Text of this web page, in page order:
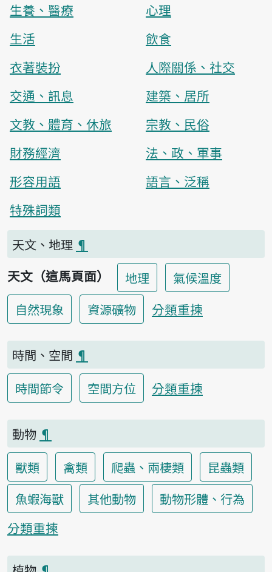
生養、醫療
心理
生活
飲食
衣著裝扮
人際關係、社交
交通、訊息
建築、居所
文教、體育、休旅
宗教、民俗
財務經濟
法、政、軍事
形容用語
語言、泛稱
特殊詞類
天文、地理 ¶
天文（這馬頁面）
地理
氣候溫度
自然現象
資源礦物 分類重揀
時間、空間 ¶
時間節令
空間方位 分類重揀
動物 ¶
獸類
禽類 爬蟲、兩棲類
昆蟲類
魚蝦海獸
其他動物
動物形體、行為
分類重揀